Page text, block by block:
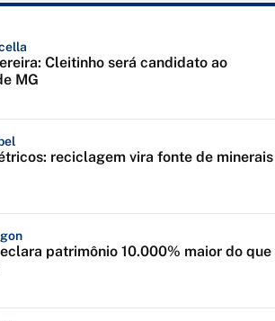
Cleitinho será candidato ao
MG
reciclagem vira fonte de minerais
patrimônio 10.000% maior do que